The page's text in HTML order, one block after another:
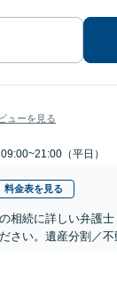
ューを見る
（平日）
料金表を見る
相続に詳しい弁護
さい。遺産分割／